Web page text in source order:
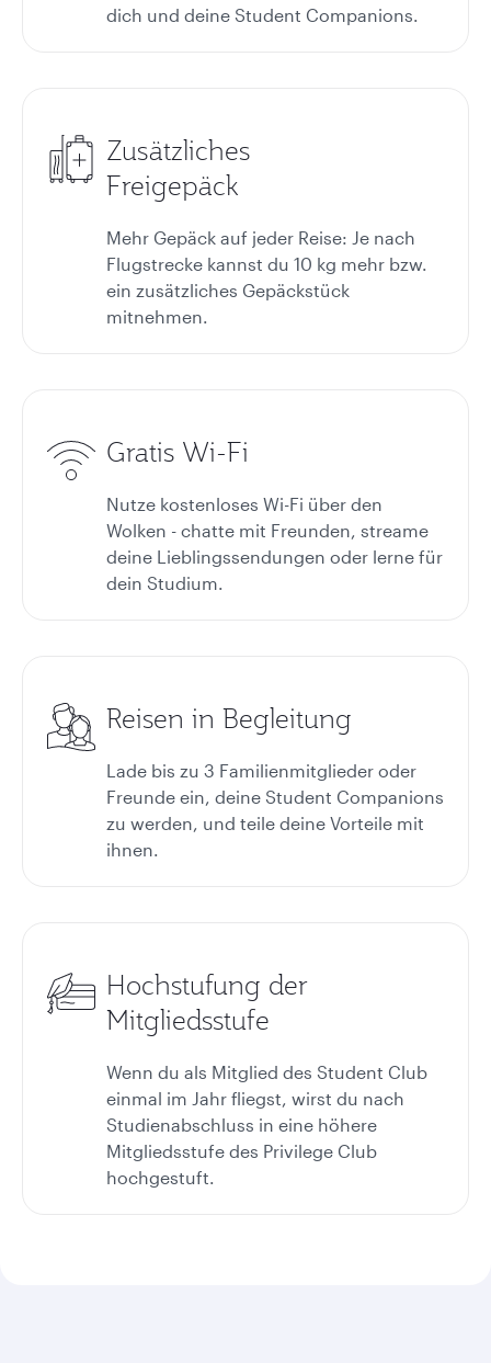
dich und deine Student Companions.
Zusätzliches
Freigepäck
Mehr Gepäck auf jeder Reise: Je nach
Flugstrecke kannst du 10 kg mehr bzw.
ein zusätzliches Gepäckstück
mitnehmen.
Gratis Wi-Fi
Nutze kostenloses Wi-Fi über den
Wolken - chatte mit Freunden, streame
deine Lieblingssendungen oder lerne für
dein Studium.
Reisen in Begleitung
Lade bis zu 3 Familienmitglieder oder
Freunde ein, deine Student Companions
zu werden, und teile deine Vorteile mit
ihnen.
Hochstufung der
Mitgliedsstufe
Wenn du als Mitglied des Student Club
einmal im Jahr fliegst, wirst du nach
Studienabschluss in eine höhere
Mitgliedsstufe des Privilege Club
hochgestuft.